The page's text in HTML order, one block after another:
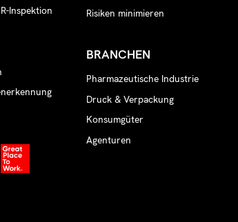
Inspektion
Risiken minimieren
BRANCHEN
Pharmazeutische Industrie
Druck & Verpackung
Konsumgüter
Agenturen